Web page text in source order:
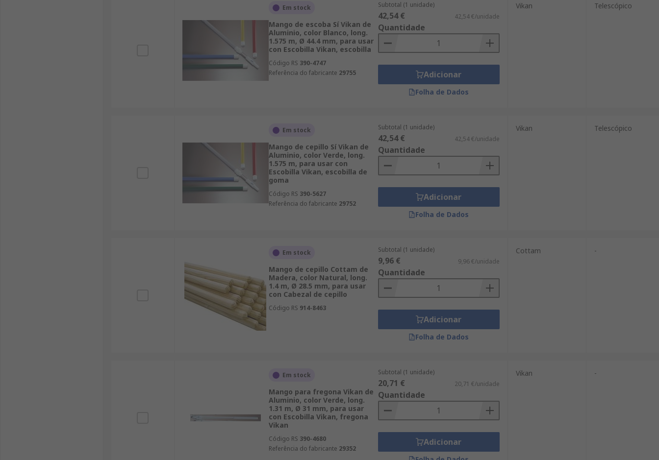
Em stock
Mango de escoba Sí Vikan de
Aluminio, color Blanco, long.
1.575 m, Ø 44.4 mm, para usar
con Escobilla Vikan, escobilla
Código RS 390-4747
Referência do fabricante 29755
Subtotal (1 unidade)
42,54 € 42,54 €/unidade
Quantidade
Adicionar
Folha de Dados
Vikan Telescópico
Em stock
Mango de cepillo Sí Vikan de
Aluminio, color Verde, long.
1.575 m, para usar con
Escobilla Vikan, escobilla de
goma
Código RS 390-5627
Referência do fabricante 29752
Subtotal (1 unidade)
42,54 € 42,54 €/unidade
Quantidade
Adicionar
Folha de Dados
Vikan Telescópico
Em stock
Mango de cepillo Cottam de
Madera, color Natural, long.
1.4 m, Ø 28.5 mm, para usar
con Cabezal de cepillo
Código RS 914-8463
Subtotal (1 unidade)
9,96 € 9,96 €/unidade
Quantidade
Adicionar
Folha de Dados
Cottam -
Em stock
Mango para fregona Vikan de
Aluminio, color Verde, long.
1.31 m, Ø 31 mm, para usar
con Escobilla Vikan, fregona
Vikan
Código RS 390-4680
Referência do fabricante 29352
Subtotal (1 unidade)
20,71 € 20,71 €/unidade
Quantidade
Adicionar
Vikan -